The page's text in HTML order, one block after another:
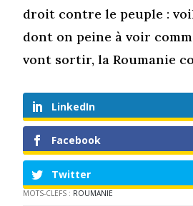
droit contre le peuple :
dont on peine à voir
vont sortir, la Roumanie
LinkedIn
Facebook
Twitter
MOTS-CLEFS : ROUMANIE